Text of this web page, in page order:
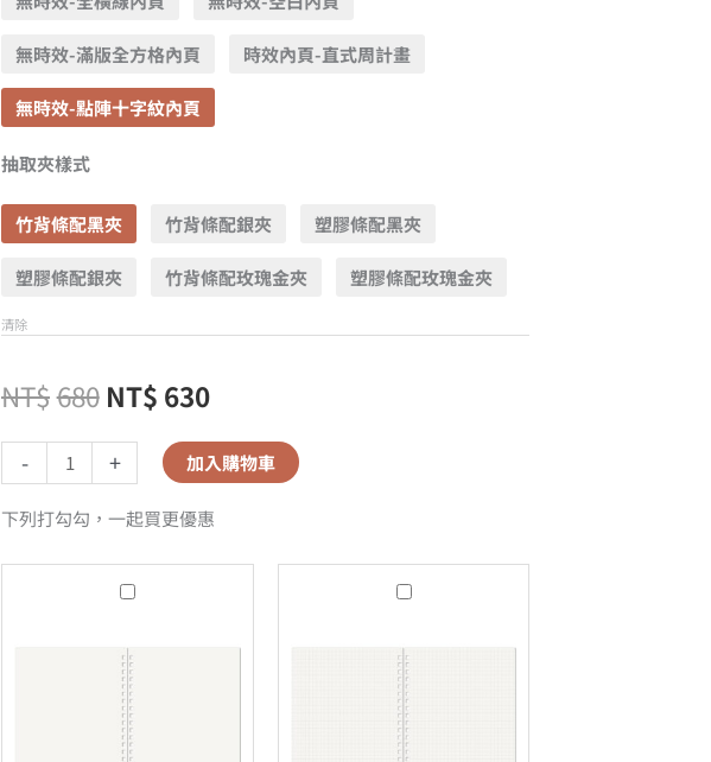
無時效-滿版全方格內頁 時效內頁-直式周計畫
無時效-點陣十字紋內頁
抽取夾樣式
竹背條配黑夾 竹背條配銀夾 塑膠條配黑夾
塑膠條配銀夾 竹背條配玫瑰金夾 塑膠條配玫瑰金夾
清除
NT$680 NT$ 630
- + 加入購物車
下列打勾勾，一起買更優惠
A5
時
效
-
全
A5
時
效
-
全